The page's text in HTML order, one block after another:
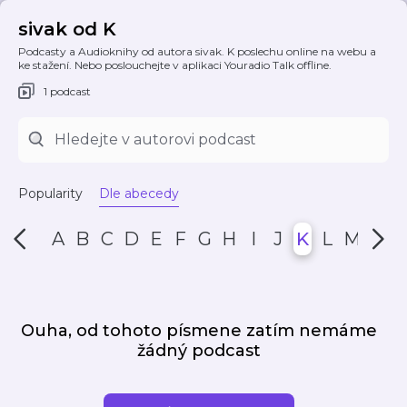
sivak od K
Podcasty a Audioknihy od autora sivak. K poslechu online na webu a
ke stažení. Nebo poslouchejte v aplikaci Youradio Talk offline.
1 podcast
Popularity Dle abecedy
A B C D E F G H I J K L M N
Ouha, od tohoto písmene zatím nemáme
žádný podcast